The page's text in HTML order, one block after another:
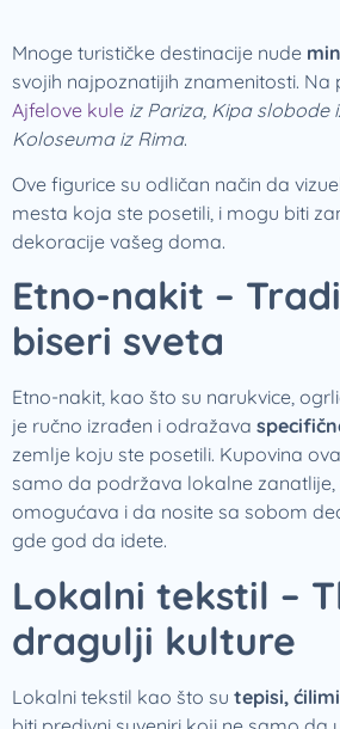
Mnoge turističke destinacije nude
svojih najpoznatijih znamenitosti. Na
Ajfelove kule iz Pariza, Kipa slobode
Koloseuma iz Rima.
Ove figurice su odličan način da
mesta koja ste posetili, i mogu biti
dekoracije vašeg doma.
Etno-nakit –
biseri sveta
Etno-nakit, kao što su narukvice,
je ručno izrađen i odražava
zemlje koju ste posetili. Kupovina
samo da podržava lokalne zanatlije,
omogućava i da nosite sa sobom
gde god da idete.
Lokalni tekstil –
dragulji kulture
Lokalni tekstil kao što su tepisi,